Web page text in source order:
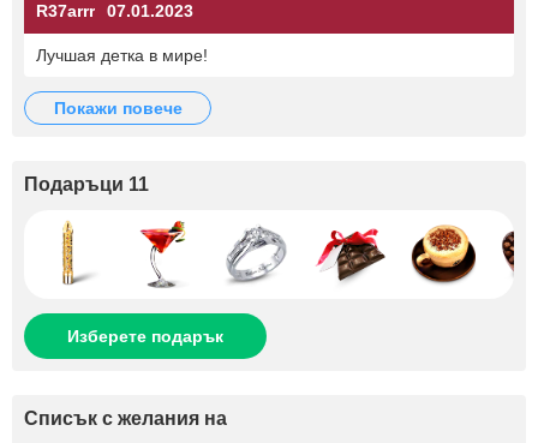
R37arrr 07.01.2023
Лучшая детка в мире!
покажи повече
Подаръци 11
Изберете подарък
Списък с желания на